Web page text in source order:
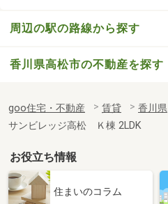
周辺の駅の路線から探す
香川県高松市の不動産を探す
goo住宅・不動産 賃貸 香川県
サンビレッジ高松 Ｋ棟 2LDK
お役立ち情報
住まいのコラム